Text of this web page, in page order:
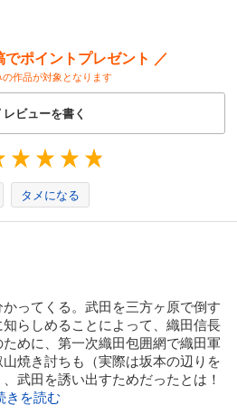
１３ 第二次東国征伐
する
１４ 工業時代の夜明け
る
１５ 本願寺炎上
カート
でポイントプレゼント ／
作品が対象となります
レビューを書く
タメになる
ってくる。武田を三方ヶ原で倒す
らしめることによって、織田信長
めに、第一次織田包囲網で織田軍
焼き討ちも（実際は坂本の辺りを
武田を誘い出すためだったとは！
きを読む